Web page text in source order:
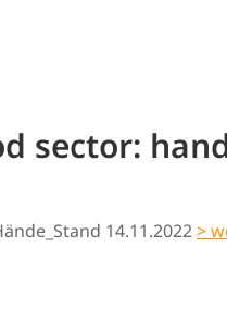
sector:
14.11.2022>